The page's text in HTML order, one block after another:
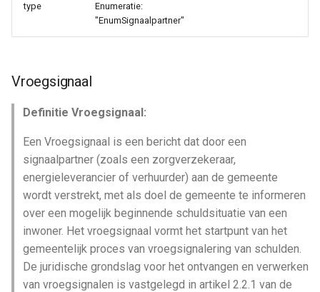
type
Enumeratie:
"EnumSignaalpartner"
Vroegsignaal
Definitie Vroegsignaal:
Een Vroegsignaal is een bericht dat door een
signaalpartner (zoals een zorgverzekeraar,
energieleverancier of verhuurder) aan de gemeente
wordt verstrekt, met als doel de gemeente te informeren
over een mogelijk beginnende schuldsituatie van een
inwoner. Het vroegsignaal vormt het startpunt van het
gemeentelijk proces van vroegsignalering van schulden.
De juridische grondslag voor het ontvangen en verwerken
van vroegsignalen is vastgelegd in artikel 2.2.1 van de